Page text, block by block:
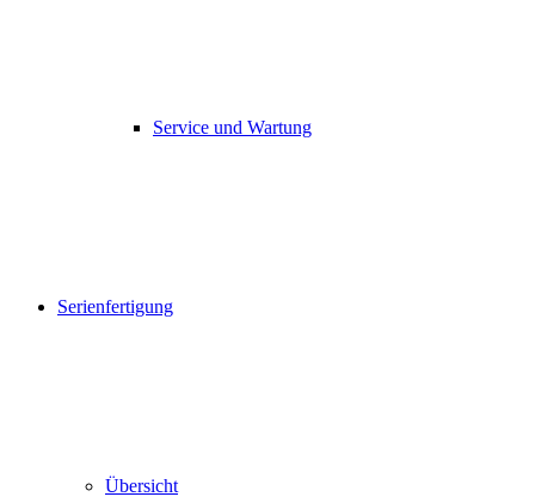
Service und Wartung
Serienfertigung
Übersicht